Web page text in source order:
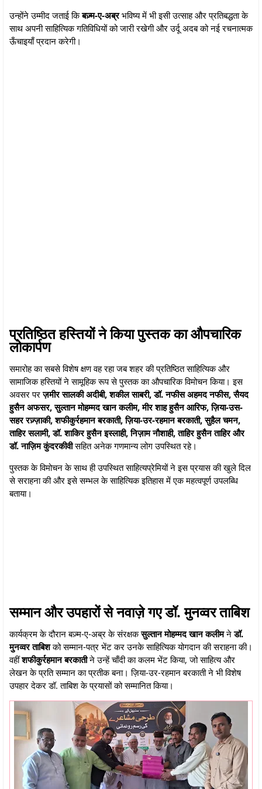
उन्होंने उम्मीद जताई किबज़्म-ए-अब्रभविष्य में भी इसी उत्साह और प्रतिबद्धता के
साथ अपनी साहित्यिक गतिविधियों को जारी रखेगी और उर्दू अदब को नई रचनात्मक
ऊँचाइयाँ प्रदान करेगी।
प्रतिष्ठित हस्तियों ने किया पुस्तक का औपचारिक
लोकार्पण
समारोह का सबसे विशेष क्षण वह रहा जब शहर की प्रतिष्ठित साहित्यिक और
सामाजिक हस्तियों ने सामूहिक रूप से पुस्तक का औपचारिक विमोचन किया। इस
अवसर परज़मीर सालकी अदीबी, शकील साबरी, डॉ. नफीस अहमद नफीस, सैयद
हुसैन अफसर, सुल्तान मोहम्मद खान कलीम, मीरशाह हुसैन आरिफ, ज़िया-उस-
सहर रज़्ज़ाकी, शफीकुर्रहमान बरकाती, ज़िया-उर-रहमान बरकाती, सुहैल चमन,
ताहिर सलामी, डॉ. शाकिर हुसैन इस्लाही, निज़ाम नौशाही, ताहिर हुसैन ताहिर और
डॉ. नाज़िम कुंदरकीवीसहित अनेक गणमान्य लोग उपस्थित रहे।
पुस्तक के विमोचन के साथ ही उपस्थित साहित्यप्रेमियों ने इस प्रयास की खुले दिल
से सराहना की और इसे सम्भल के साहित्यिक इतिहास में एक महत्वपूर्ण उपलब्धि
बताया।
सम्मान और उपहारों से नवाज़े गए डॉ. मुनव्वर ताबिश
कार्यक्रम के दौरान बज़्म-ए-अब्र के संरक्षकसुल्तान मोहम्मद खान कलीमनेडॉ.
मुनव्वर ताबिशको सम्मान-पत्र भेंट कर उनके साहित्यिक योगदान की सराहना की।
वहींशफीकुर्रहमान बरकातीने उन्हें चाँदी का कलम भेंट किया, जो साहित्य और
लेखन के प्रति सम्मान का प्रतीक बना। ज़िया-उर-रहमान बरकाती ने भी विशेष
उपहार देकर डॉ. ताबिश के प्रयासों को सम्मानित किया।